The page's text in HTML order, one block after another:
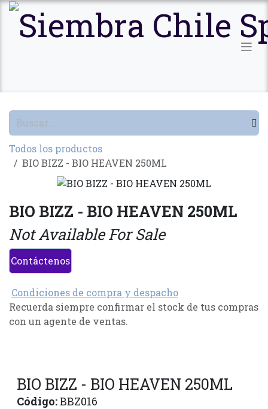
Ir al contenido
Todos los productos
BIO BIZZ - BIO HEAVEN 250ML
BIO BIZZ - BIO HEAVEN 250ML
Not Available For Sale
Contáctenos
Condiciones de compra y despacho
Recuerda siempre confirmar el stock de tus compras
con un agente de ventas.
BIO BIZZ - BIO HEAVEN 250ML
Código:BBZ016